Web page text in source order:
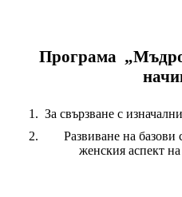
Програма
За свързване с
Развиване на базови
женския аспект